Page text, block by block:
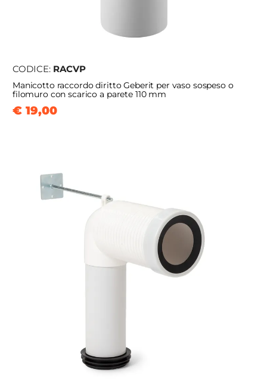
CODICE: RACVP
Manicotto raccordo diritto Geberit per vaso sospeso o
filomuro con scarico a parete 110 mm
€ 19,00